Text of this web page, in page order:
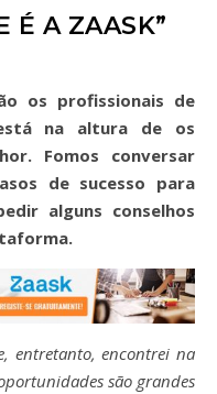
É A ZAASK”
na altura de os
Fomos conversar
de sucesso para
alguns conselhos
entretanto, encontrei na
são grandes